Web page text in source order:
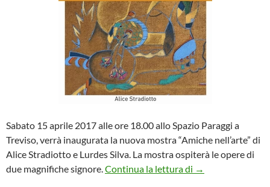
Sabato 15 aprile 2017 alle ore 18.00 allo Spazio Paraggi a
Treviso, verrà inaugurata la nuova mostra “Amiche nell’arte” di
Alice Stradiotto e Lurdes Silva. La mostra ospiterà le opere di
due magnifiche signore. Continua la lettura di Mostra “Amiche
→